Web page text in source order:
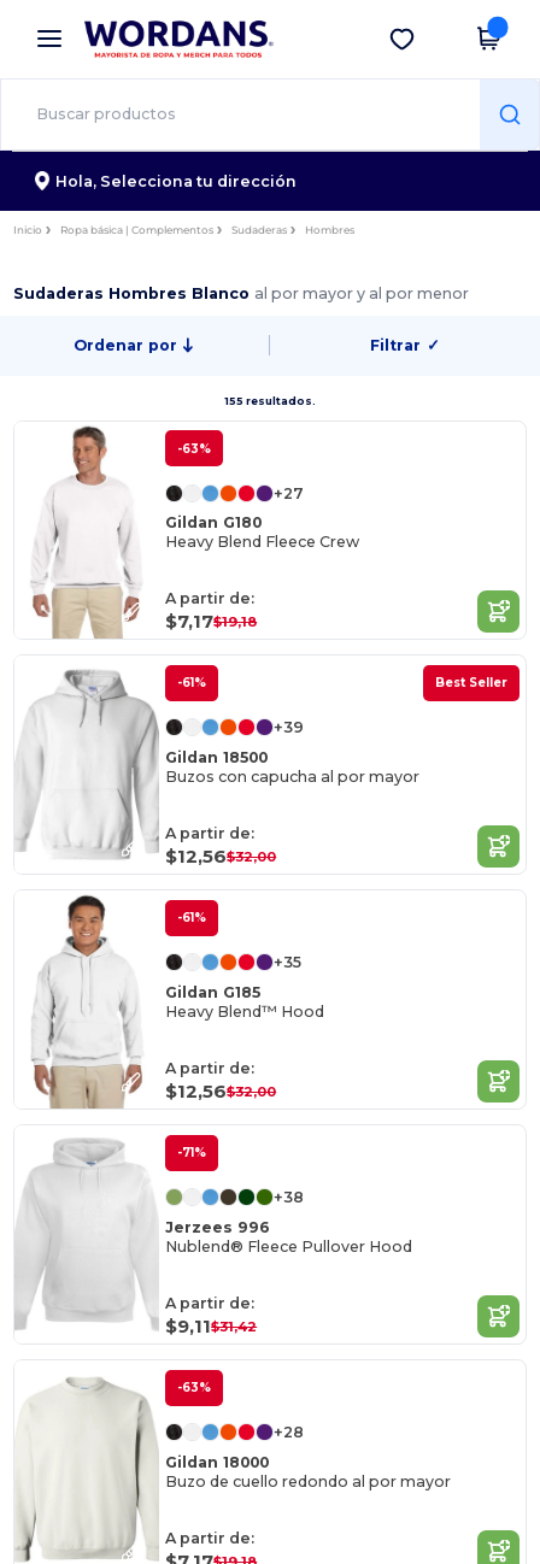
× App de Wordans
¡Mejores precios en app!
Descargar app
Hola, Selecciona tu dirección
Inicio Ropa básica | Complementos Sudaderas Hombres
Sudaderas Hombres Blanco al por mayor y al por menor
Ordenar por Filtrar ✓
155 resultados.
-63%
+27
Gildan G180
Heavy Blend Fleece Crew
A partir de:
$7,17$19,18
-61% Best Seller
+39
Gildan 18500
Buzos con capucha al por mayor
A partir de:
$12,56$32,00
-61%
+35
Gildan G185
Heavy Blend™ Hood
A partir de:
$12,56$32,00
-71%
+38
Jerzees 996
Nublend® Fleece Pullover Hood
A partir de:
$9,11$31,42
-63%
+28
Gildan 18000
Buzo de cuello redondo al por mayor
A partir de: